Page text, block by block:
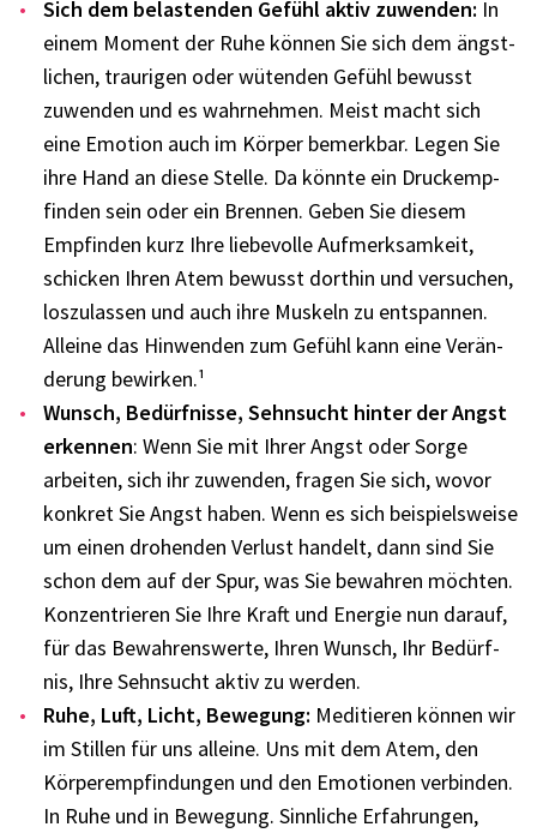
Sich dem belas­ten­den Gefühl aktiv zuwen­den: In
einem Moment der Ruhe können Sie sich dem ängst­
li­chen, trau­ri­gen oder wüten­den Gefühl bewusst
zuwen­den und es wahr­neh­men. Meist macht sich
eine Emotion auch im Körper bemerk­bar. Legen Sie
ihre Hand an diese Stelle. Da könnte ein Druck­emp­
fin­den sein oder ein Bren­nen. Geben Sie diesem
Empfin­den kurz Ihre liebe­volle Aufmerk­sam­keit,
schi­cken Ihren Atem bewusst dort­hin und versu­chen,
loszu­las­sen und auch ihre Muskeln zu entspan­nen.
Alleine das Hinwen­den zum Gefühl kann eine Verän­
de­rung bewirken.¹
Wunsch, Bedürf­nisse, Sehn­sucht hinter der Angst
erken­nen: Wenn Sie mit Ihrer Angst oder Sorge
arbei­ten, sich ihr zuwen­den, fragen Sie sich, wovor
konkret Sie Angst haben. Wenn es sich beispiels­weise
um einen drohen­den Verlust handelt, dann sind Sie
schon dem auf der Spur, was Sie bewah­ren möch­ten.
Konzen­trie­ren Sie Ihre Kraft und Ener­gie nun darauf,
für das Bewah­rens­werte, Ihren Wunsch, Ihr Bedürf­
nis, Ihre Sehn­sucht aktiv zu werden.
Ruhe, Luft, Licht, Bewe­gung: Medi­tie­ren können wir
im Stil­len für uns alleine. Uns mit dem Atem, den
Körper­emp­fin­dun­gen und den Emotio­nen verbin­den.
In Ruhe und in Bewe­gung. Sinn­li­che Erfah­run­gen,